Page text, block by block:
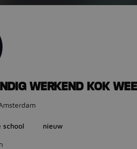
WERKEND KOK
school nieuw